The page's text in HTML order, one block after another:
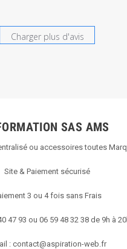
Charger plus d'avis
SAS AMS
ou accessoires toutes
Site & Paiement sécurisé
3 ou 4 fois sans Frais
47 93 ou 06 59 48 32 38 de 9h à
:contact@aspiration-web.fr